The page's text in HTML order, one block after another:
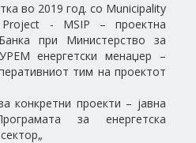
во 2019 год. со Municipality
Project - MSIP – проектна
при Министерство за
енергетски менаџер –
тим на проектот
конкретни проекти – јавна
за енергетска